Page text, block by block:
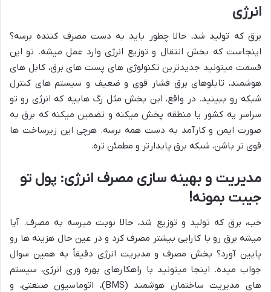
انرژی
برق که تولید شد، حالا چطور باید به دست مصرف کننده برسه؟
اینجاست که بخش انتقال و توزیع انرژی وارد عمل میشه. تو این
قسمت میتونید جدیدترین تکنولوژی های پست های برق، کابل های
هوشمند، تابلوهای برق فشار قوی و ضعیف و سیستم های کنترل
شبکه رو ببینید. در واقع، این بخش مثل رگ هاییه که انرژی رو تو
سراسر یه کشور یا منطقه پخش میکنه و تضمین میکنه که برق به
صورت ایمن و کارآمد به دست همه برسه. هرچی این زیرساخت ها
قوی تر باشن، شبکه برق پایدارتر و مطمئن تره.
مدیریت و بهینه سازی مصرف انرژی: پول تو
جیبت بمونه!
خب، برق که تولید و توزیع شد، حالا نوبت میرسه به مصرف. آیا
میشه برق رو با کارایی بیشتر مصرف کرد و در عین حال هزینه ها رو
پایین آورد؟ بخش مصرف و مدیریت انرژی دقیقاً به همین سوال
جواب میده. اینجا میتونید با راهکارهای بهره وری انرژی، سیستم
های مدیریت ساختمان هوشمند (BMS)، اتوماسیون صنعتی، و